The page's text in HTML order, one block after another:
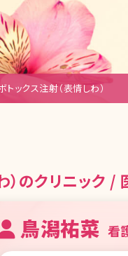
トックス注射（表情しわ）
）のクリニック
鳥潟祐菜 看